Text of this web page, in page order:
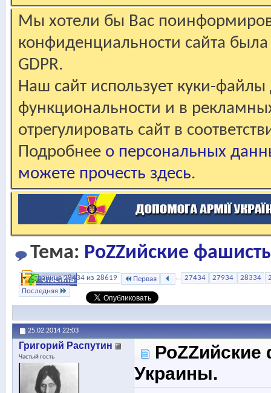
Мы хотели бы Вас
конфиденциальности сайта
GDPR.
Наш сайт использует куки-файлы
функциональности и в
отрегулировать сайт в
Подробнее о персональных
можете прочесть здесь.
Тема: РоZZийские
Страница 28434 из 28619 Первая ... 27434 27934 28334
Последняя
25.02.2014 22:03
Григорий Распутин
Частый гость
Украины.